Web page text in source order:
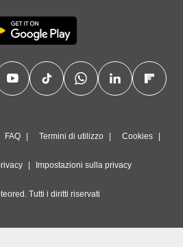
FAQ Termini di utilizzo Cookies
Impostazioni sulla privacy
Tutti i diritti riservati